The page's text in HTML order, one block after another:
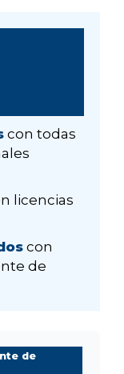
con todas
licencias
con
de
de